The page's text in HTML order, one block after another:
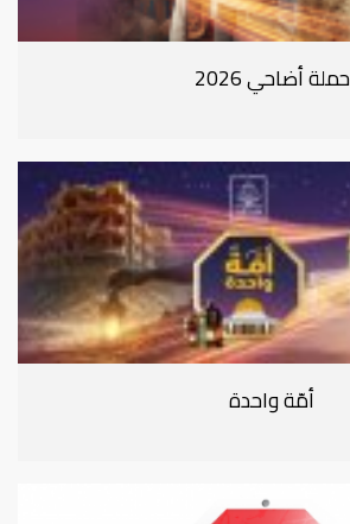
حملة أضاحي 2026
أمّة واحدة